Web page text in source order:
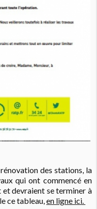
des stations, la
qui ont commencé en
devraient se terminer à
ce tableau,en ligne ici.